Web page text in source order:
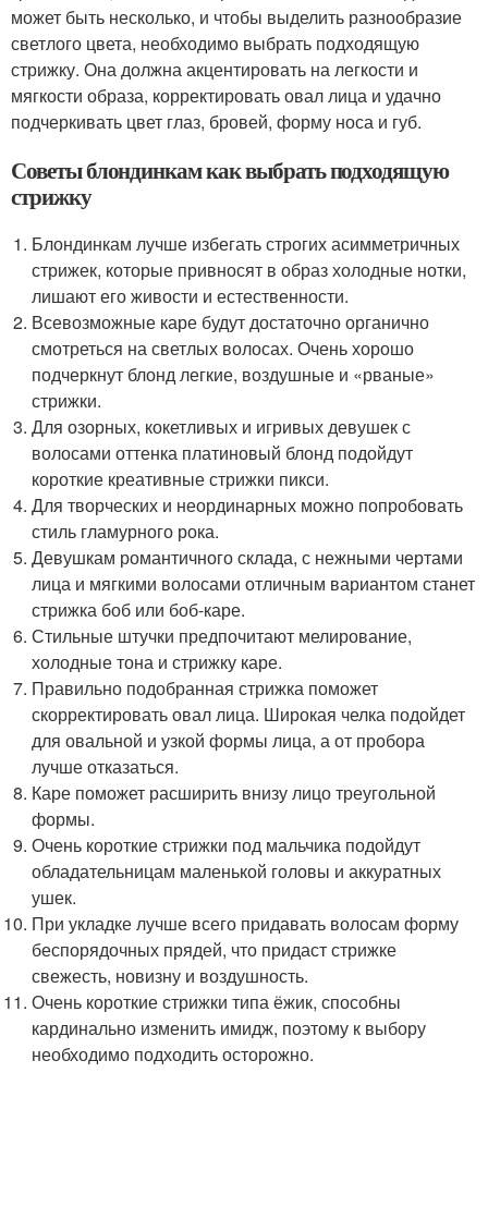
может быть несколько, и чтобы выделить разнообразие
светлого цвета, необходимо выбрать подходящую
стрижку. Она должна акцентировать на легкости и
мягкости образа, корректировать овал лица и удачно
подчеркивать цвет глаз, бровей, форму носа и губ.
Советы блондинкам как выбрать подходящую
стрижку
Блондинкам лучше избегать строгих асимметричных
стрижек, которые привносят в образ холодные нотки,
лишают его живости и естественности.
Всевозможные каре будут достаточно органично
смотреться на светлых волосах. Очень хорошо
подчеркнут блонд легкие, воздушные и «рваные»
стрижки.
Для озорных, кокетливых и игривых девушек с
волосами оттенка платиновый блонд подойдут
короткие креативные стрижки пикси.
Для творческих и неординарных можно попробовать
стиль гламурного рока.
Девушкам романтичного склада, с нежными чертами
лица и мягкими волосами отличным вариантом станет
стрижка боб или боб-каре.
Стильные штучки предпочитают мелирование,
холодные тона и стрижку каре.
Правильно подобранная стрижка поможет
скорректировать овал лица. Широкая челка подойдет
для овальной и узкой формы лица, а от пробора
лучше отказаться.
Каре поможет расширить внизу лицо треугольной
формы.
Очень короткие стрижки под мальчика подойдут
обладательницам маленькой головы и аккуратных
ушек.
При укладке лучше всего придавать волосам форму
беспорядочных прядей, что придаст стрижке
свежесть, новизну и воздушность.
Очень короткие стрижки типа ёжик, способны
кардинально изменить имидж, поэтому к выбору
необходимо подходить осторожно.